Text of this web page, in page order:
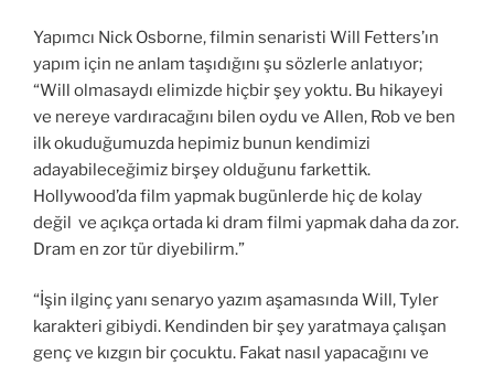
Yapımcı Nick Osborne, filmin senaristi Will Fetters’ın
yapım için ne anlam taşıdığını şu sözlerle anlatıyor;
“Will olmasaydı elimizde hiçbir şey yoktu. Bu hikayeyi
ve nereye vardıracağını bilen oydu ve Allen, Rob ve ben
ilk okuduğumuzda hepimiz bunun kendimizi
adayabileceğimiz birşey olduğunu farkettik.
Hollywood’da film yapmak bugünlerde hiç de kolay
değil ve açıkça ortada ki dram filmi yapmak daha da zor.
Dram en zor tür diyebilirm.”
“İşin ilginç yanı senaryo yazım aşamasında Will, Tyler
karakteri gibiydi. Kendinden bir şey yaratmaya çalışan
genç ve kızgın bir çocuktu. Fakat nasıl yapacağını ve